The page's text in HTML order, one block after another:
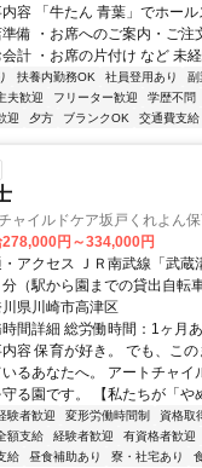
容 「牛たん 青葉」でホー
準備 ・お席へのご案内・ご
会計 ・お席の片付け など 未
扶養内勤務OK 社員登用あり 副
夫歓迎
フリーター歓迎 学歴不問
迎
夕方 ブランクOK 交通費支給
ャイルドケア坂戸くれよん
278,000円～334,000円
アクセス ＪＲ南武線「武
分（駅から園までの貸出自転
県川崎市高津区
間詳細 総労働時間：1ヶ月
容 保育が好き。 でも、こ
いるあなたへ。 アートチャ
る園です。 【私たちが「や
験者歓迎 変形労働時間制 資格取
額支給
経験者歓迎 有資格者歓迎
給
昼食補助あり 寮・社宅あり